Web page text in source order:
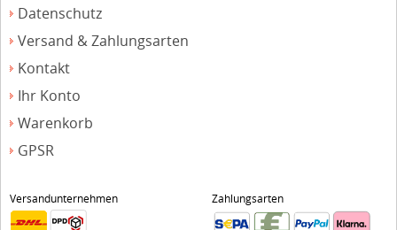
Datenschutz
Versand & Zahlungsarten
Kontakt
Ihr Konto
Warenkorb
GPSR
Versandunternehmen Zahlungsarten